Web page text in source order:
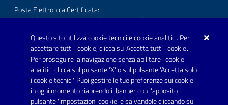
Questo sito utilizza cookie tecnici e cookie analitici. Per
accettare tutti i cookie, clicca su 'Accetta tutti i cookie'.
Per proseguire la navigazione senza abilitare i cookie
analitici clicca sul pulsante 'X' o sul pulsante 'Accetta solo
i cookie tecnici'. Puoi gestire le tue preferenze sui cookie
in ogni momento riaprendo il banner con l'apposito
pulsante 'Impostazioni cookie' e salvandole cliccando sul
Posta Elettronica Certificata:
protocollo.comunecarmiano@pec.rupar.puglia.it
URP - Ufficio Relazioni con il Pubblico
SEGUICI SU
Youtube